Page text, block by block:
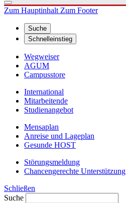
Zum HauptinhaltZum Footer
Suche
Schnelleinstieg
Wegweiser
AGUM
Campusstore
International
Mitarbeitende
Studienangebot
Mensaplan
Anreise und Lageplan
Gesunde HOST
Störungsmeldung
Chancengerechte Unterstützung
Schließen
Suche